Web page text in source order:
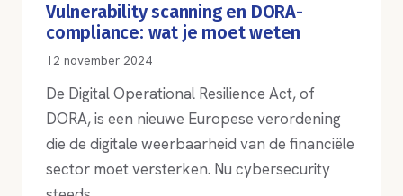
Vulnerability scanning en DORA-
compliance: wat je moet weten
12 november 2024
De Digital Operational Resilience Act, of
DORA, is een nieuwe Europese verordening
die de digitale weerbaarheid van de financiële
sector moet versterken. Nu cybersecurity